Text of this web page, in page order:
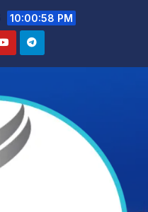
10:01:00 PM